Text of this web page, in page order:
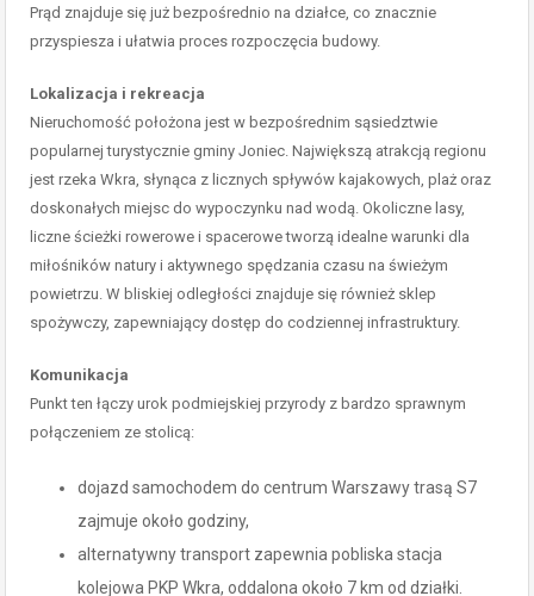
Prąd znajduje się już bezpośrednio na działce, co znacznie
przyspiesza i ułatwia proces rozpoczęcia budowy.
Lokalizacja i rekreacja
Nieruchomość położona jest w bezpośrednim sąsiedztwie
popularnej turystycznie gminy Joniec. Największą atrakcją regionu
jest rzeka Wkra, słynąca z licznych spływów kajakowych, plaż oraz
doskonałych miejsc do wypoczynku nad wodą. Okoliczne lasy,
liczne ścieżki rowerowe i spacerowe tworzą idealne warunki dla
miłośników natury i aktywnego spędzania czasu na świeżym
powietrzu. W bliskiej odległości znajduje się również sklep
spożywczy, zapewniający dostęp do codziennej infrastruktury.
Komunikacja
Punkt ten łączy urok podmiejskiej przyrody z bardzo sprawnym
połączeniem ze stolicą:
dojazd samochodem do centrum Warszawy trasą S7
zajmuje około godziny,
alternatywny transport zapewnia pobliska stacja
kolejowa PKP Wkra, oddalona około 7 km od działki.